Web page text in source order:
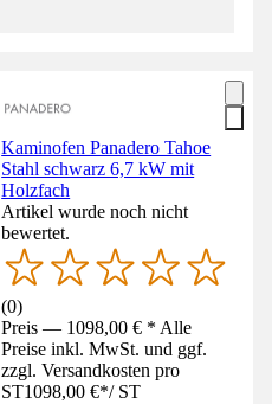
Kaminofen Panadero Tahoe
Stahl schwarz 6,7 kW mit
Holzfach
Artikel wurde noch nicht
bewertet.
(0)
Preis — 1098,00 € * Alle
Preise inkl. MwSt. und ggf.
zzgl. Versandkosten pro
ST1098,00 €*/ ST